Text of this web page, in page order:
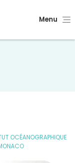
Menu
OCÉANOGRAPHIQUE